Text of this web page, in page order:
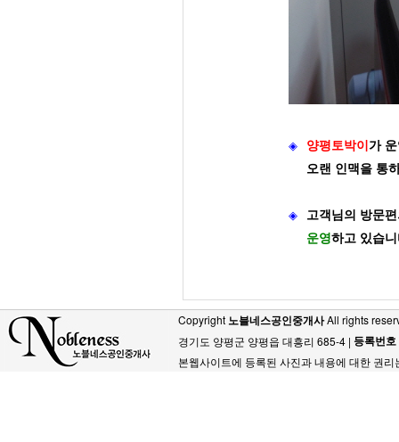
◈ 양평토박이 가
오랜 인맥을 통
◈
고객님의 방문
운영하고 있습
Copyright 노블네스공인중개사All rights
경기도 양평군 양평읍 대흥리 685-4 | 등록번호
본웹사이트에 등록된 사진과 내용에 대한 권